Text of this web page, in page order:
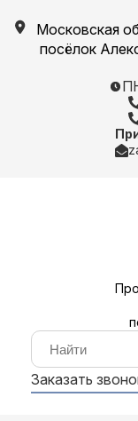
Московская
посёлок
Заказать